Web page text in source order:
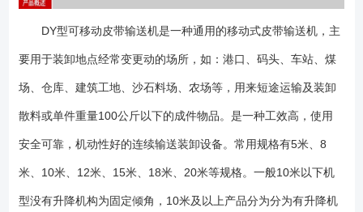
常见的为粮机标准的可移动皮带输送机。 1.DY型可移动式皮带输送机
根据使用需求不同分为可升降型及不可升降型。 2.DY型可移动式皮带
输送机根据使用场合不同分为粮机标准和矿山机械标准，其中粮机标准也
料输送。矿山标准也被统称为矿用标准、重型标准，主要用于煤炭、小矿
石及单包重大于50公斤的物料的输送。 3.DY型号可移动皮带输送机粮
结构，矿山标准采用槽钢骨架结构。 Ⅱ、驱动方式不同，粮机标准一般
采用电机皮带轮式减速，无减速机结构。矿山标准采用减速机结构减速或
电动滚筒驱动。 Ⅲ、升降机构不同，粮机标准一般采用手动升降方式，
DY型可移动皮带输送机是一种通用的移动式皮带输送机，主
要用于装卸地点经常变更动的场所，如：港口、码头、车站、煤
场、仓库、建筑工地、沙石料场、农场等，用来短途运输及装卸
散料或单件重量100公斤以下的成件物品。是一种工效高，使用
安全可靠，机动性好的连续输送装卸设备。常用规格有5米、8
米、10米、12米、15米、18米、20米等规格。一般10米以下机
型没有升降机构为固定倾角，10米及以上产品分为分为有升降机